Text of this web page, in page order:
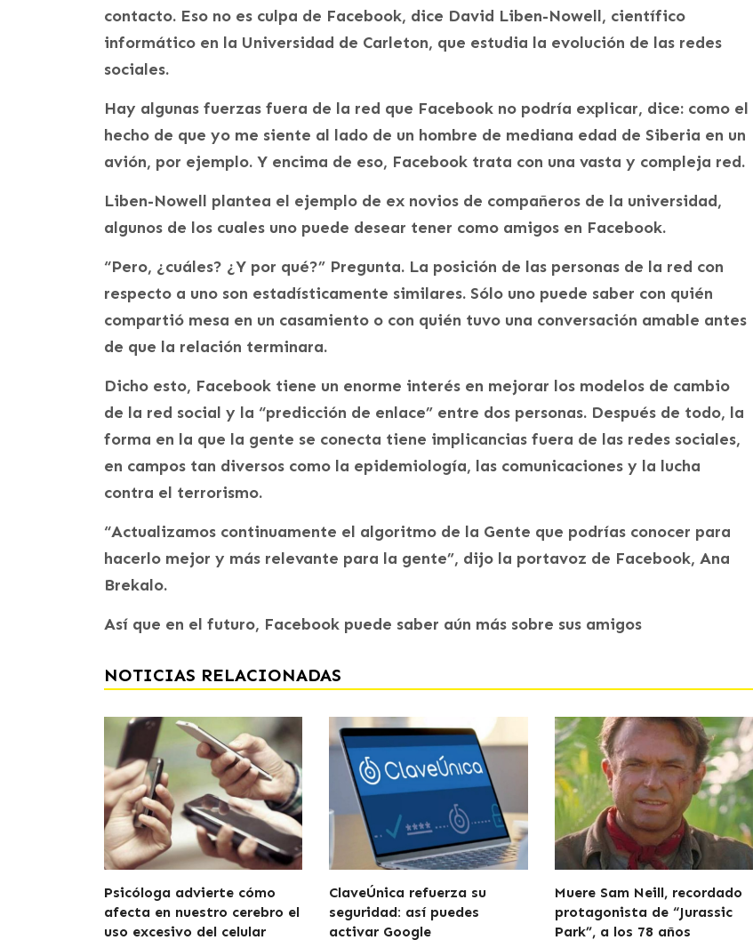
contacto. Eso no es culpa de Facebook, dice David Liben-Nowell, científico
informático en la Universidad de Carleton, que estudia la evolución de las redes
sociales.
Hay algunas fuerzas fuera de la red que Facebook no podría explicar, dice: como el
hecho de que yo me siente al lado de un hombre de mediana edad de Siberia en un
avión, por ejemplo. Y encima de eso, Facebook trata con una vasta y compleja red.
Liben-Nowell plantea el ejemplo de ex novios de compañeros de la universidad,
algunos de los cuales uno puede desear tener como amigos en Facebook.
“Pero, ¿cuáles? ¿Y por qué?” Pregunta. La posición de las personas de la red con
respecto a uno son estadísticamente similares. Sólo uno puede saber con quién
compartió mesa en un casamiento o con quién tuvo una conversación amable antes
de que la relación terminara.
Dicho esto, Facebook tiene un enorme interés en mejorar los modelos de cambio
de la red social y la “predicción de enlace” entre dos personas. Después de todo, la
forma en la que la gente se conecta tiene implicancias fuera de las redes sociales,
en campos tan diversos como la epidemiología, las comunicaciones y la lucha
contra el terrorismo.
“Actualizamos continuamente el algoritmo de la Gente que podrías conocer para
hacerlo mejor y más relevante para la gente”, dijo la portavoz de Facebook, Ana
Brekalo.
Así que en el futuro, Facebook puede saber aún más sobre sus amigos
NOTICIAS RELACIONADAS
Psicóloga advierte cómo
afecta en nuestro cerebro el
uso excesivo del celular
ClaveÚnica refuerza su
seguridad: así puedes
activar Google
Muere Sam Neill, recordado
protagonista de “Jurassic
Park”, a los 78 años